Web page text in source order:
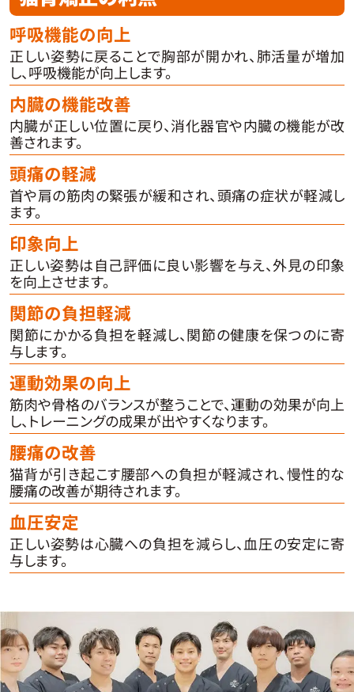
呼吸機能の向上
正しい姿勢に戻ることで胸部が開かれ、肺活量が増加
し、呼吸機能が向上します。
内臓の機能改善
内臓が正しい位置に戻り、消化器官や内臓の機能が改
善されます。
頭痛の軽減
首や肩の筋肉の緊張が緩和され、頭痛の症状が軽減し
ます。
印象向上
正しい姿勢は自己評価に良い影響を与え、外見の印象
を向上させます。
関節の負担軽減
関節にかかる負担を軽減し、関節の健康を保つのに寄
与します。
運動効果の向上
筋肉や骨格のバランスが整うことで、運動の効果が向上
し、トレーニングの成果が出やすくなります。
腰痛の改善
猫背が引き起こす腰部への負担が軽減され、慢性的な
腰痛の改善が期待されます。
血圧安定
正しい姿勢は心臓への負担を減らし、血圧の安定に寄
与します。